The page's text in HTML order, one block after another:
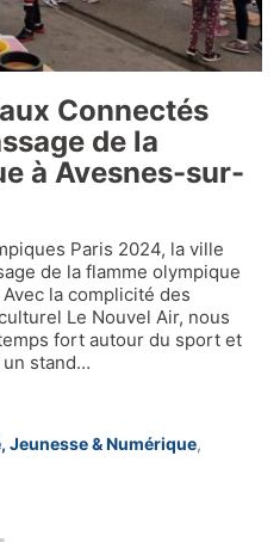
Connectés
de la
à Avesnes-sur-
Paris 2024, la ville
de la flamme olympique
la complicité des
Le Nouvel Air, nous
fort autour du sport et
un stand…
Jeunesse & Numérique,